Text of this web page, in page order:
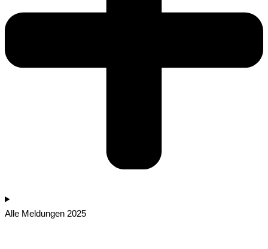
Alle Meldungen 2025